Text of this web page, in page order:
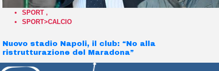
SPORT ,
SPORT>CALCIO
Nuovo stadio Napoli, il club: “No alla
ristrutturazione del Maradona”